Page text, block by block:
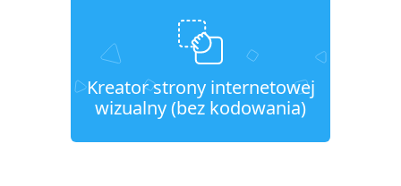
Kreator strony internetowej
wizualny (bez kodowania)